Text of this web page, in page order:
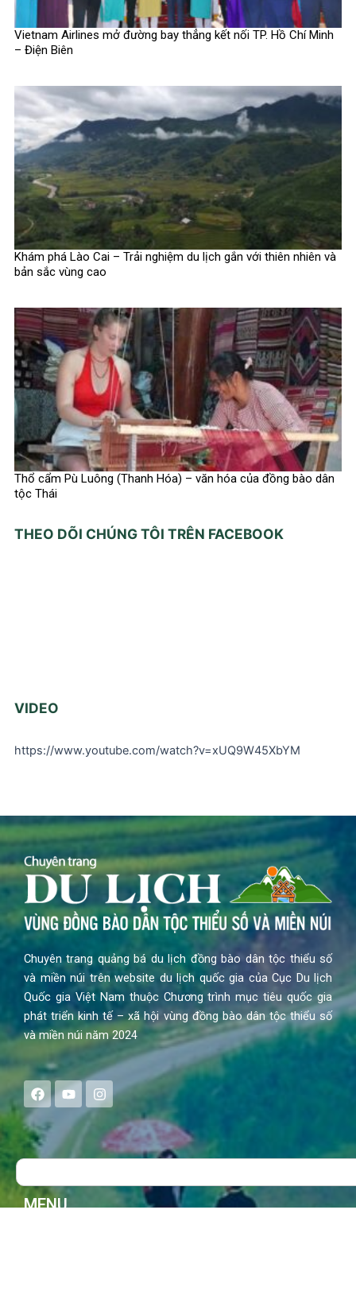
Vietnam Airlines mở đường bay thẳng kết nối TP. Hồ Chí Minh
– Điện Biên
Khám phá Lào Cai – Trải nghiệm du lịch gắn với thiên nhiên và
bản sắc vùng cao
Thổ cẩm Pù Luông (Thanh Hóa) – văn hóa của đồng bào dân
tộc Thái
THEO DÕI CHÚNG TÔI TRÊN FACEBOOK
VIDEO
https://www.youtube.com/watch?v=xUQ9W45XbYM
Chuyên trang quảng bá du lịch đồng bào dân tộc thiểu số
và miền núi trên website du lịch quốc gia của Cục Du lịch
Quốc gia Việt Nam thuộc Chương trình mục tiêu quốc gia
phát triển kinh tế – xã hội vùng đồng bào dân tộc thiểu số
và miền núi năm 2024
F
a
e
b
o
Y
o
t
b
I
n
s
a
g
Search
MENU